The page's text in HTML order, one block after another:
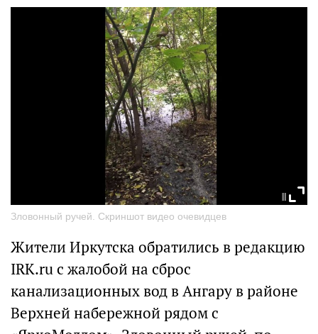
Зловонный ручей. Скриншот видео очевидцев
Жители Иркутска обратились в редакцию
IRK.ru с жалобой на сброс
канализационных вод в Ангару в районе
Верхней набережной рядом с